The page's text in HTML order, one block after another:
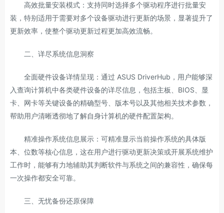
高效批量安装模式：支持同时选择多个驱动程序进行批量安
装，特别适用于需要对多个设备驱动进行更新的场景，显著提升了
更新效率，使整个驱动更新过程更加高效流畅。
二、详尽系统信息洞察
全面硬件设备详情呈现：通过 ASUS DriverHub，用户能够深
入查询计算机中各类硬件设备的详尽信息，包括主板、BIOS、显
卡、网卡等关键设备的精确型号、版本号以及其他相关技术参数，
帮助用户清晰透彻地了解自身计算机的硬件配置架构。
精准操作系统信息展示：可精准显示当前操作系统的具体版
本、位数等核心信息，这在用户进行驱动更新决策或开展系统维护
工作时，能够有力地辅助其判断软件与系统之间的兼容性，确保每
一次操作都安全可靠。
三、无忧备份还原保障